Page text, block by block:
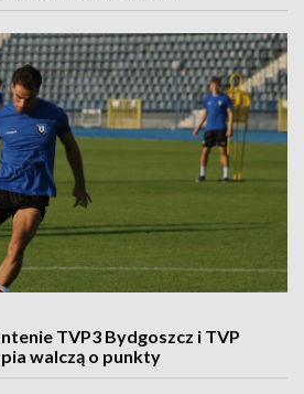
TVP3 Bydgoszcz i TVP
walczą o punkty